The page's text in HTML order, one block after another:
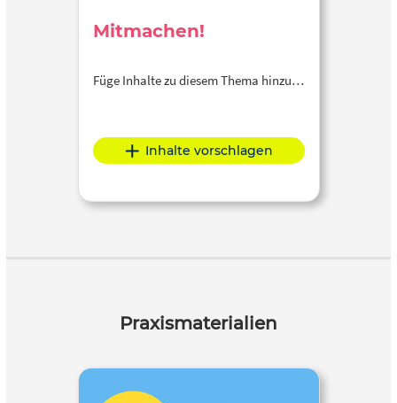
Mitmachen!
Füge Inhalte zu diesem Thema hinzu…
Inhalte vorschlagen
Praxismaterialien